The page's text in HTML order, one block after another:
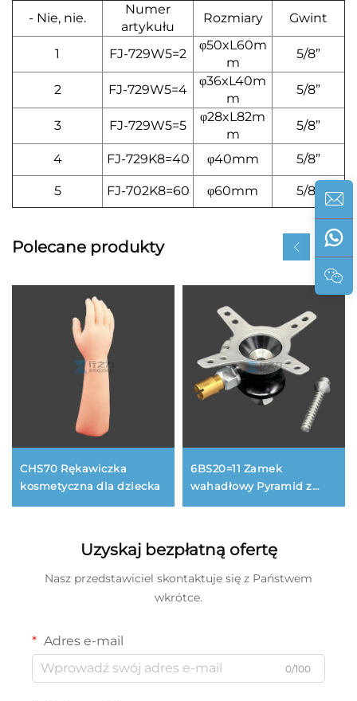
- Nie, nie.
Numer
artykułu
Rozmiary Gwint
1 FJ-729W5=2
φ50xL60m
m
5/8”
2 FJ-729W5=4
φ36xL40m
m
5/8”
3 FJ-729W5=5
φ28xL82m
m
5/8”
4 FJ-729K8=40 φ40mm 5/8”
5 FJ-702K8=60 φ60mm 5/8”
Polecane produkty
CHS70 Rękawiczka
kosmetyczna dla dziecka
6BS20=11 Zamek
wahadłowy Pyramid z
Uzyskaj bezpłatną ofertę
Nasz przedstawiciel skontaktuje się z Państwem
wkrótce.
Adres e-mail
0/100